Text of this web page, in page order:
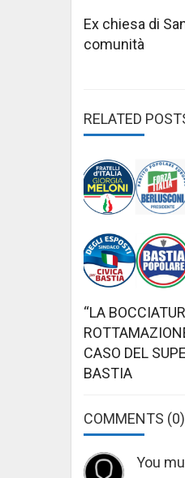
Ex chiesa di
comunità
RELATED
“LA
CASO DEL
BASTIA
COMMENTS (0)
You